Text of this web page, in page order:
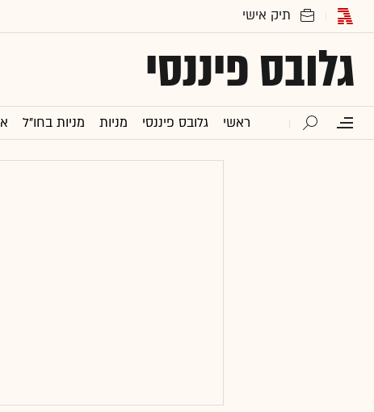
גלובס פיננסי
ראשי גלובס פיננסי מניות מניות בחו"ל